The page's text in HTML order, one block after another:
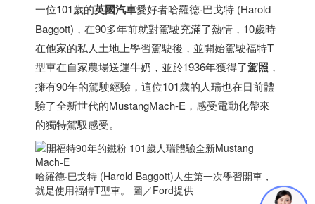
一位101歲的英國汽車愛好者哈羅德·巴戈特 (Harold
Baggott)，在90多年前就對駕駛充滿了熱情，10歲時
在他家的私人土地上學習駕駛後，並開始駕駛福特T
型車在自家農場送運牛奶，並於1936年獲得了駕照 ，
擁有90年的駕駛經驗，這位101歲的人瑞也在日前體
驗了全新世代的MustangMach-E，感受電動化帶來
的獨特駕馭感受。
哈羅德·巴戈特 (Harold Baggott)人生第一次學習開車，
就是使用福特T型車。 圖／Ford提供